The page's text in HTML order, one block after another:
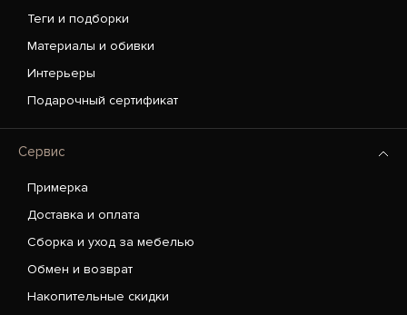
Теги и подборки
Материалы и обивки
Интерьеры
Подарочный сертификат
Сервис
Примерка
Доставка и оплата
Сборка и уход за мебелью
Обмен и возврат
Накопительные скидки